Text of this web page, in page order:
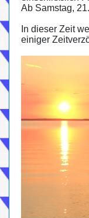
Ab Samstag,
In dieser Zeit
einiger